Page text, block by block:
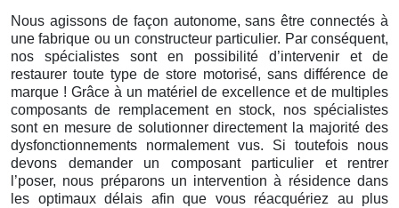
Nous agissons de façon autonome, sans être connectés à
une fabrique ou un constructeur particulier. Par conséquent,
nos spécialistes sont en possibilité d’intervenir et de
restaurer toute type de store motorisé, sans différence de
marque ! Grâce à un matériel de excellence et de multiples
composants de remplacement en stock, nos spécialistes
sont en mesure de solutionner directement la majorité des
dysfonctionnements normalement vus. Si toutefois nous
devons demander un composant particulier et rentrer
l’poser, nous préparons un intervention à résidence dans
les optimaux délais afin que vous réacquériez au plus